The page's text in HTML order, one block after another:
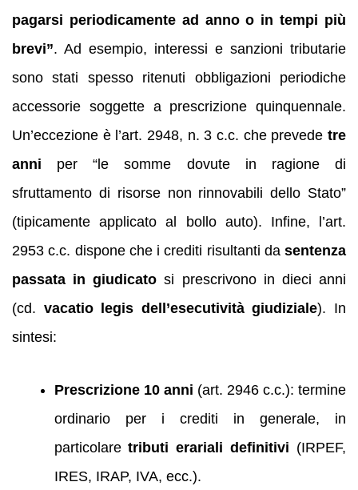
pagarsi periodicamente ad anno o in tempi più
brevi”. Ad esempio, interessi e sanzioni tributarie
sono stati spesso ritenuti obbligazioni periodiche
accessorie soggette a prescrizione quinquennale.
Un’eccezione è l’art. 2948, n. 3 c.c. che prevede tre
anni per “le somme dovute in ragione di
sfruttamento di risorse non rinnovabili dello Stato”
(tipicamente applicato al bollo auto). Infine, l’art.
2953 c.c. dispone che i crediti risultanti da sentenza
passata in giudicato si prescrivono in dieci anni
(cd. vacatio legis dell’esecutività giudiziale). In
sintesi:
Prescrizione 10 anni (art. 2946 c.c.): termine
ordinario per i crediti in generale, in
particolaretributi erariali definitivi (IRPEF,
IRES, IRAP, IVA, ecc.).